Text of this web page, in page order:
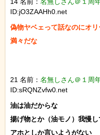
14 名前： 名無しさん＠１周
ID:jO3ZAAHh0.net
偽物ヤベェって話なのにオ
満々だな
21 名前： 名無しさん＠１周
ID:sRQNZvfw0.net
油は油だからな
揚げ物とか（油モノ）我慢
アホとしか言いようがない